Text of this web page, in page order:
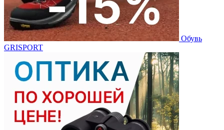
Обувь
GRISPORT